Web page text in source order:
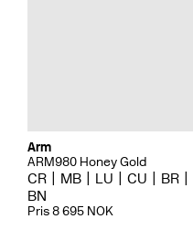
Arm
ARM980 Honey Gold
CR MB LU CU BR
BN
Pris 8 695 NOK